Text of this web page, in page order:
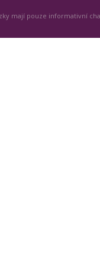
mají pouze informativní